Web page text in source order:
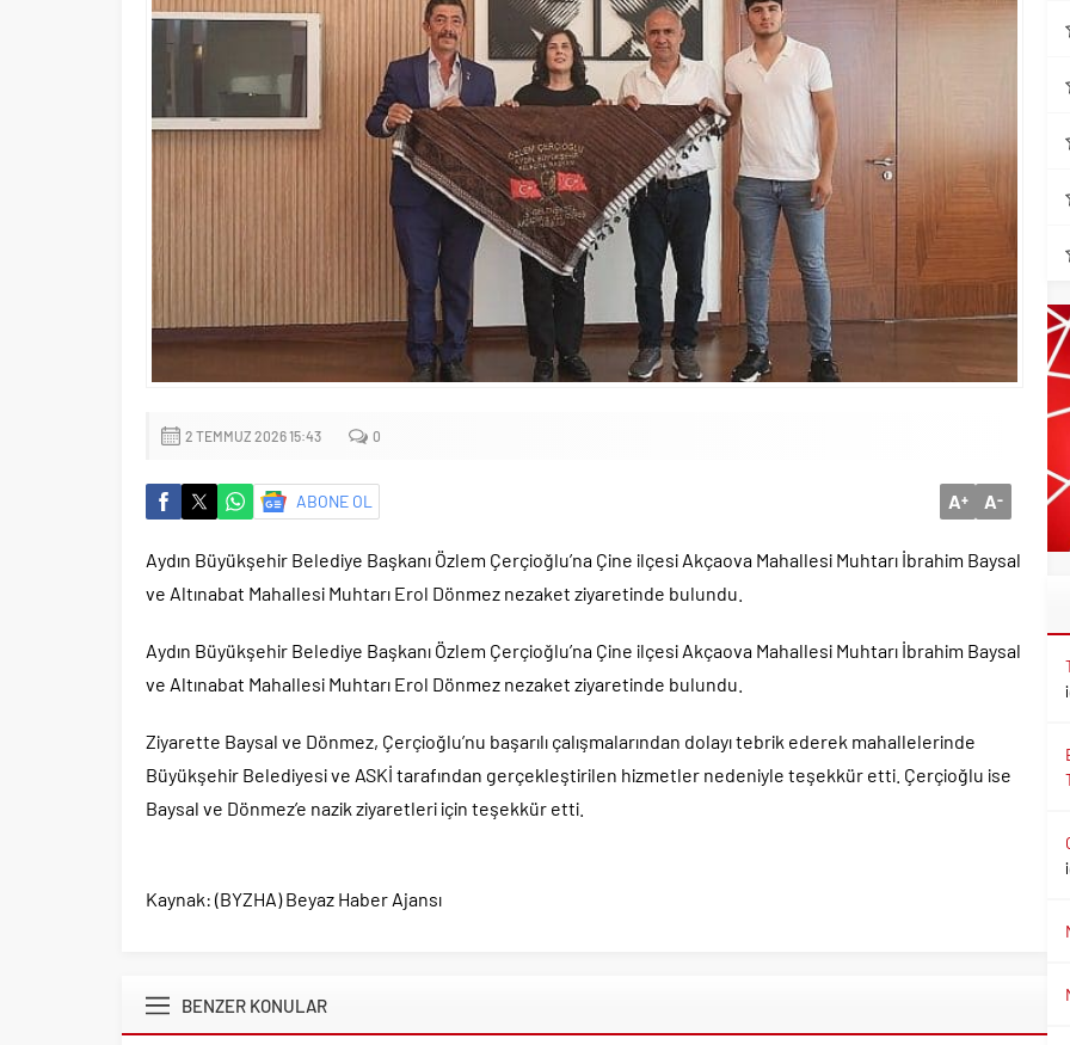
2 TEMMUZ 2026 15:43 0
ABONE OL A+ A-
Aydın Büyükşehir Belediye Başkanı Özlem Çerçioğlu’na Çine ilçesi Akçaova Mahallesi Muhtarı İbrahim Baysal
ve Altınabat Mahallesi Muhtarı Erol Dönmez nezaket ziyaretinde bulundu.
Aydın Büyükşehir Belediye Başkanı Özlem Çerçioğlu’na Çine ilçesi Akçaova Mahallesi Muhtarı İbrahim Baysal
ve Altınabat Mahallesi Muhtarı Erol Dönmez nezaket ziyaretinde bulundu.
Ziyarette Baysal ve Dönmez, Çerçioğlu’nu başarılı çalışmalarından dolayı tebrik ederek mahallelerinde
Büyükşehir Belediyesi ve ASKİ tarafından gerçekleştirilen hizmetler nedeniyle teşekkür etti. Çerçioğlu ise
Baysal ve Dönmez’e nazik ziyaretleri için teşekkür etti.
Kaynak: (BYZHA) Beyaz Haber Ajansı
BENZER KONULAR